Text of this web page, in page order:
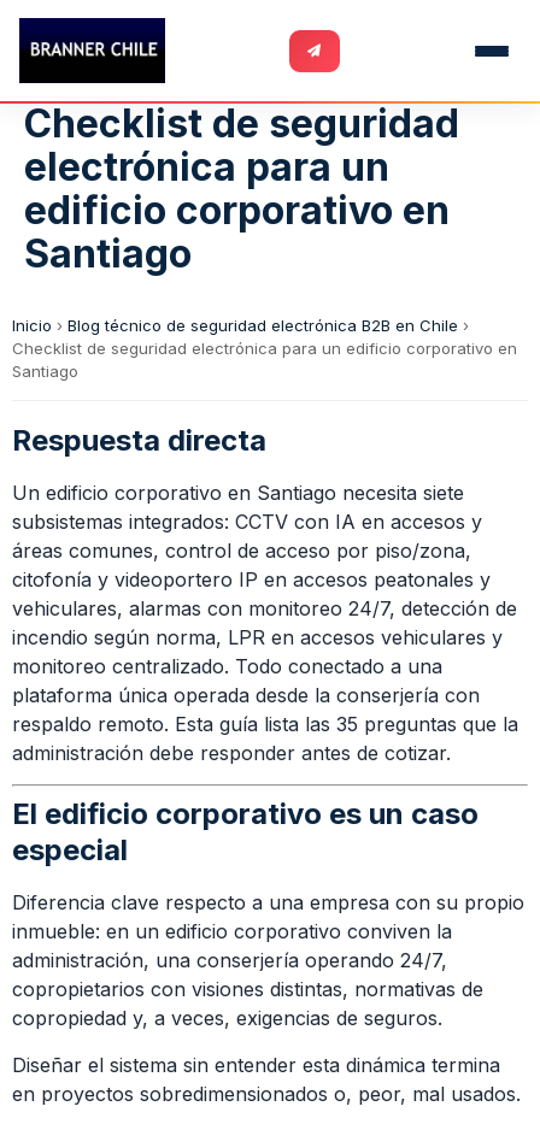
Checklist de seguridad
electrónica para un
edificio corporativo en
Santiago
Inicio › Blog técnico de seguridad electrónica B2B en Chile ›
Checklist de seguridad electrónica para un edificio corporativo en
Santiago
Respuesta directa
Un edificio corporativo en Santiago necesita siete
subsistemas integrados: CCTV con IA en accesos y
áreas comunes, control de acceso por piso/zona,
citofonía y videoportero IP en accesos peatonales y
vehiculares, alarmas con monitoreo 24/7, detección de
incendio según norma, LPR en accesos vehiculares y
monitoreo centralizado. Todo conectado a una
plataforma única operada desde la conserjería con
respaldo remoto. Esta guía lista las 35 preguntas que la
administración debe responder antes de cotizar.
El edificio corporativo es un caso
especial
Diferencia clave respecto a una empresa con su propio
inmueble: en un edificio corporativo conviven la
administración, una conserjería operando 24/7,
copropietarios con visiones distintas, normativas de
copropiedad y, a veces, exigencias de seguros.
Diseñar el sistema sin entender esta dinámica termina
en proyectos sobredimensionados o, peor, mal usados.